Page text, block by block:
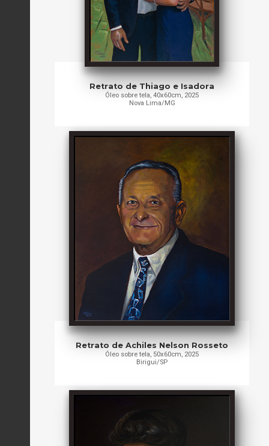
Retrato de Thiago e Isadora
Óleo sobre tela, 40x60cm, 2025
Nova Lima/MG
Retrato de Achiles Nelson Rosseto
Óleo sobre tela, 50x60cm, 2025
Birigui/SP